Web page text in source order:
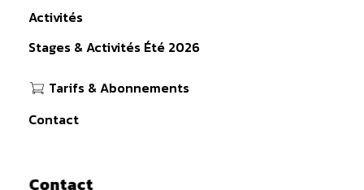
Activités
Stages & Activités Été 2026
Tarifs & Abonnements
Contact
Contact